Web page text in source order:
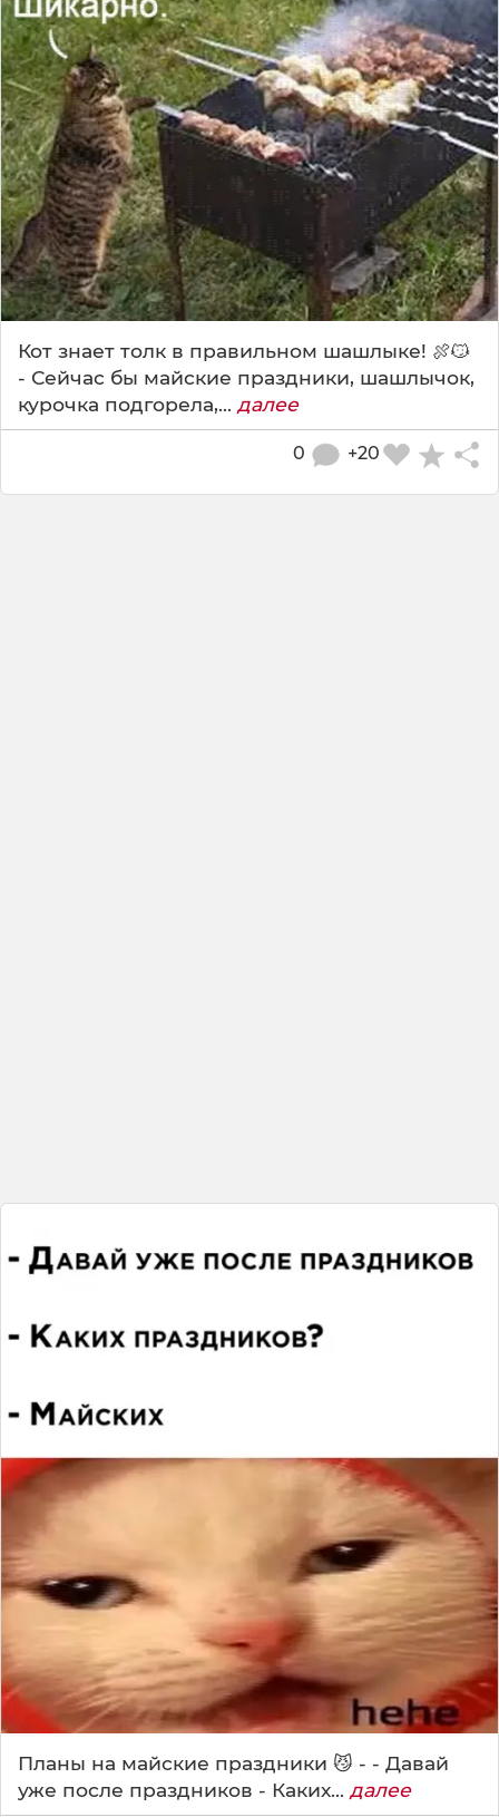
Кот знает толк в правильном шашлыке! 🍖😼
- Сейчас бы майские праздники, шашлычок,
курочка подгорела,... далее
+20
0
Планы на майские праздники 😼 - - Давай
уже после праздников - Каких... далее